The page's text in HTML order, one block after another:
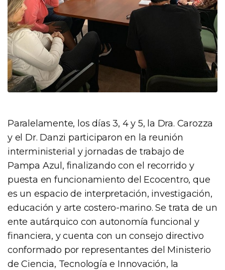
Paralelamente, los días 3, 4 y 5, la Dra. Carozza
y el Dr. Danzi participaron en la reunión
interministerial y jornadas de trabajo de
Pampa Azul, finalizando con el recorrido y
puesta en funcionamiento del Ecocentro, que
es un espacio de interpretación, investigación,
educación y arte costero-marino. Se trata de un
ente autárquico con autonomía funcional y
financiera, y cuenta con un consejo directivo
conformado por representantes del Ministerio
de Ciencia, Tecnología e Innovación, la